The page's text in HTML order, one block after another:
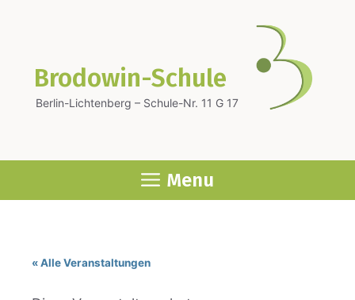
Brodowin-Schule
Berlin-Lichtenberg – Schule-Nr. 11 G 17
Menu
« Alle Veranstaltungen